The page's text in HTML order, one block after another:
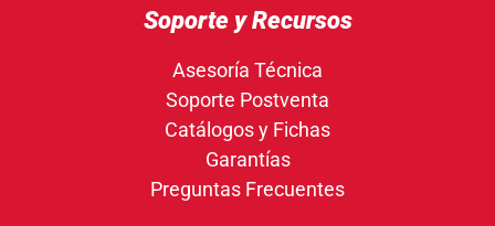
Soporte y Recursos
Asesoría Técnica
Soporte Postventa
Catálogos y Fichas
Garantías
Preguntas Frecuentes